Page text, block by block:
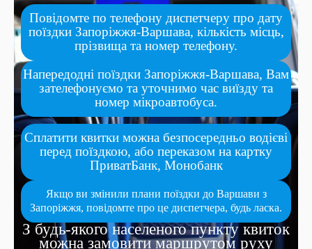
Повідомте по телефону диспетчеру про дату
поїздки Запоріжжя-Варшава, кількість місць,
прізвища та номер телефону.
Напередодні поїздки Запоріжжя-Варшава, Вам
зателефонуємо та уточнимо час виїзду та
номер мікроавтобуса.
Сплатити квитки можна безпосередньо водієві
перед поїздкою, або переказом на картку
ПриватБанк, Монобанк
Якщо ви змінили плани поїздки до Варшави з
Запоріжжя, повідомте про це диспетчера, будь ласка.
З будь-якого населеного пункту квиток
можна замовити маршрутом руху